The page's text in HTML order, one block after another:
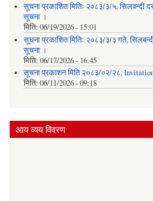
सूचना प्रकाशित मितिः २०८३/३/५, सिलवन्दी
सूचना ।
मिति: 06/19/2026 - 15:01
सूचना प्रकाशित मितिः २०८३/३/३ गते,
सूचना ।
मिति: 06/17/2026 - 16:45
सूचना प्रकाशन मिति २०८३/०२/२८,
मिति: 06/11/2026 - 09:18
आय व्यय विवरण